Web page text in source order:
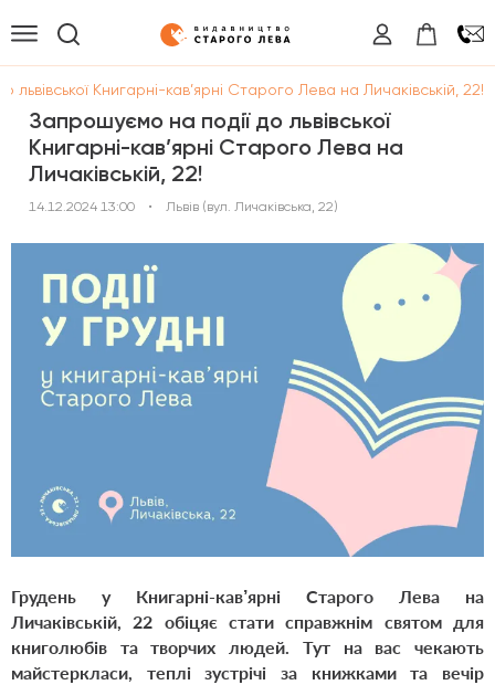
Книгарні-кав’ярні Старого Лева на Личаківській, 22!
Запрошуємо на події до львівської
Книгарні-кав’ярні Старого Лева на
Личаківській, 22!
14.12.2024 13:00 • Львів (вул. Личаківська, 22)
Грудень у Книгарні-кав’ярні Старого Лева на
Личаківській, 22 обіцяє стати справжнім святом для
книголюбів та творчих людей. Тут на вас чекають
майстеркласи, теплі зустрічі за книжками та вечір